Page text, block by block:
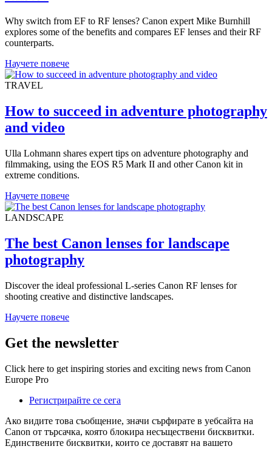
Expert view: should you switch to RF
lenses?
Why switch from EF to RF lenses? Canon expert Mike Burnhill
explores some of the benefits and compares EF lenses and their RF
Научете повече
How to succeed in adventure photography
and video
Ulla Lohmann shares expert tips on adventure photography and
filmmaking, using the EOS R5 Mark II and other Canon kit in
Научете повече
The best Canon lenses for landscape
photography
Discover the ideal professional L-series Canon RF lenses for
shooting creative and distinctive landscapes.
Научете повече
Get the newsletter
Click here to get inspiring stories and exciting news from Canon
Europe Pro